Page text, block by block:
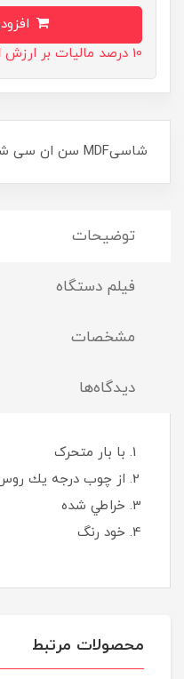
10 درصد مالیات بر ارزش افزوده اضافه خواهد شد.
شاسیMDF سن ان سی شده و نرده ها چوب روس
توضیحات
فیلم دستگاه
مشخصات
دیدگاه‌ها
با بار متحرک
از چوب درجه يك
خراطي شده
خود رنگ
محصولات مرتبط